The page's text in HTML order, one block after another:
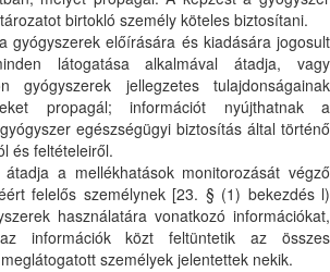
birtokló személy köteles biztosítani.
gyógyszerek előírására és kiadására jogosult
látogatása alkalmával átadja, vagy
gyógyszerek jellegzetes tulajdonságainak
propagál; információt nyújthatnak a
egészségügyi biztosítás által történő
és feltételeiről.
a mellékhatások monitorozását végző
felelős személynek [23. § (1) bekezdés l)
használatára vonatkozó információkat,
információk közt feltüntetik az összes
személyek jelentettek nekik.